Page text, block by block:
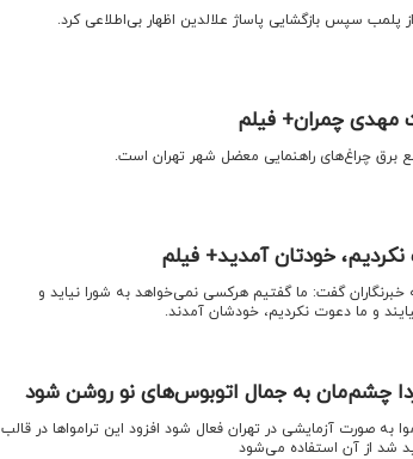
پلمب سپس بازگشایی پاساژ علالدین اظهار بی‌اطلاعی کرد.
مهدی چمران+ فیلم
برق چراغ‌های راهنمایی معضل شهر تهران است.
خودتان آمدید+ فیلم
گفت: ما گفتیم هرکسی نمی‌خواهد به شورا نیاید و
و ما دعوت نکردیم، خودشان آمدند.
چشم‌مان به جمال اتوبوس‌های نو روشن شود
به صورت آزمایشی در تهران فعال شود افزود این ترامواها در قالب
شد از آن استفاده می‌شود